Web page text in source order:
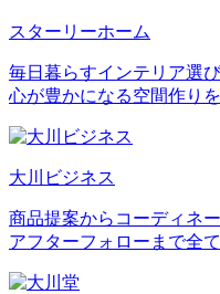
スターリーホーム
毎日暮らすインテリア選
心が豊かになる空間作り
大川ビジネス
商品提案からコーディネー
アフターフォローまで全